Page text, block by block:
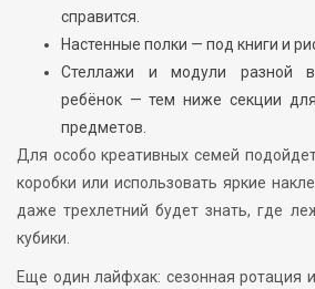
справится.
Настенные полки — под книги и
Стеллажи и модули разной
ребёнок — тем ниже секции
предметов.
Для особо креативных семей
коробки или использовать яркие
даже трехлетний будет знать, где
кубики.
Еще один лайфхак: сезонная ротация